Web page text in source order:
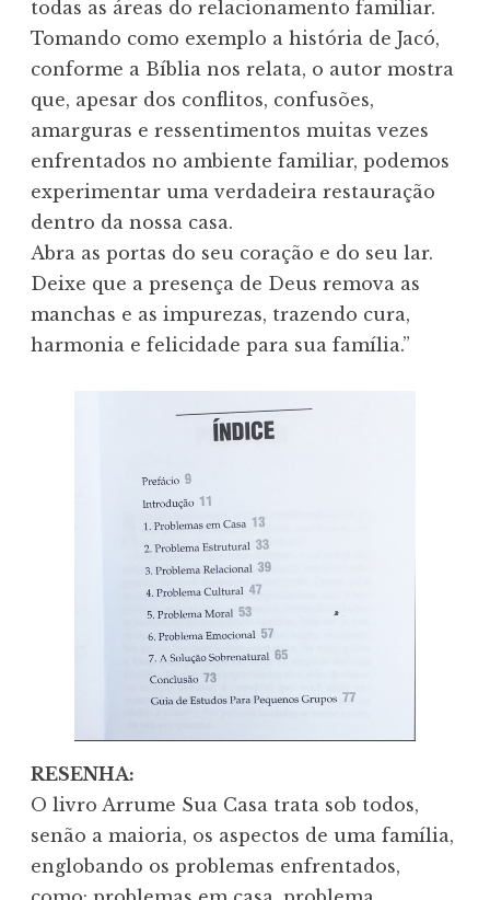
todas as áreas do relacionamento familiar.
Tomando como exemplo a história de Jacó,
conforme a Bíblia nos relata, o autor mostra
que, apesar dos conflitos, confusões,
amarguras e ressentimentos muitas vezes
enfrentados no ambiente familiar, podemos
experimentar uma verdadeira restauração
dentro da nossa casa.
Abra as portas do seu coração e do seu lar.
Deixe que a presença de Deus remova as
manchas e as impurezas, trazendo cura,
harmonia e felicidade para sua família.”
RESENHA:
O livro Arrume Sua Casa trata sob todos,
senão a maioria, os aspectos de uma família,
englobando os problemas enfrentados,